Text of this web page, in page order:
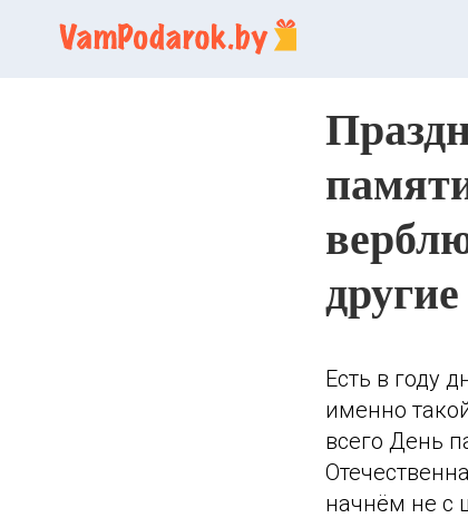
Есть в году
именно
всего День
начнём не с